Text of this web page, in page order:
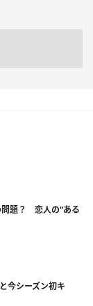
題？ 恋人の“ある
今シーズン初キ